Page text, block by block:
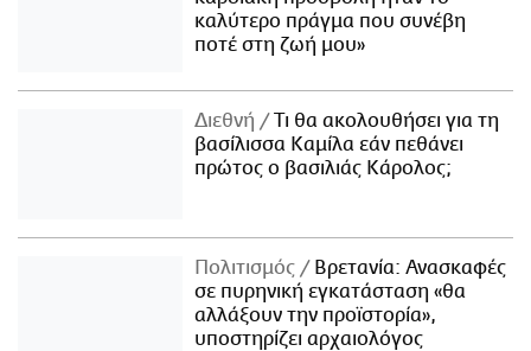
καλύτερο πράγμα που συνέβη
ποτέ στη ζωή μου»
Διεθνή
Τι θα ακολουθήσει για τη
βασίλισσα Καμίλα εάν πεθάνει
πρώτος ο βασιλιάς Κάρολος;
Πολιτισμός
Βρετανία: Ανασκαφές
σε πυρηνική εγκατάσταση «θα
αλλάξουν την προϊστορία»,
υποστηρίζει αρχαιολόγος